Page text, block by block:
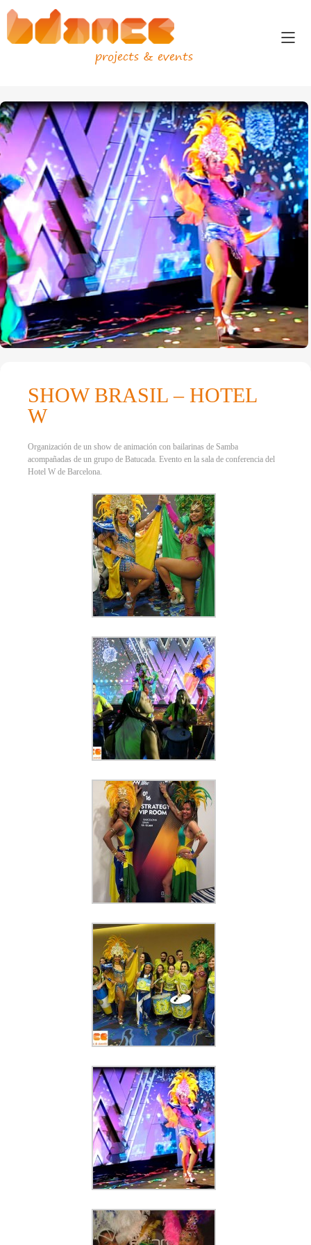
projects & events
SHOW BRASIL – HOTEL
W
Organización de un show de animación con bailarinas de Samba
acompañadas de un grupo de Batucada. Evento en la sala de conferencia del
Hotel W de Barcelona.